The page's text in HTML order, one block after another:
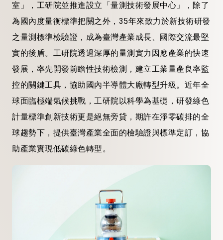
室」，工研院並推進設立「量測技術發展中心」，除了
為國內度量衡標準把關之外，35年來致力於新技術研發
之量測標準檢驗證，成為臺灣產業成長、國際交流最堅
實的後盾。工研院透過深厚的量測實力因應產業的快速
發展，率先開發前瞻性技術檢測，建立工業量產良率監
控的關鍵工具，協助國內半導體大廠轉型升級。近年全
球面臨極端氣候挑戰，工研院以科學為基礎，研發綠色
計量標準創新技術更是絕無旁貸，期許在淨零碳排的全
球趨勢下，提供臺灣產業全面的檢驗證與標準定訂，協
助產業實現低碳綠色轉型。